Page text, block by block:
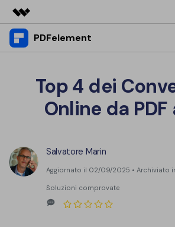
Prodotti in evidenza
Panoramica
Soluzione
Negozio
Supporto
PDFelement
Desktop
PDFelement per Windows
Mobile App
PDFelement per iPhone/iPad
Funzionalità
Visualizza PDF
Annota PDF
Blog
Esempi PDF gratuiti
Come modificare PDF
Società
PMI da 1 a 10 utenti
Acquista Ora
Top 4 dei
Online da PDF
Salvatore Marin
Aggiornato il 02/09/2025 • Archiviato
Soluzioni comprovate